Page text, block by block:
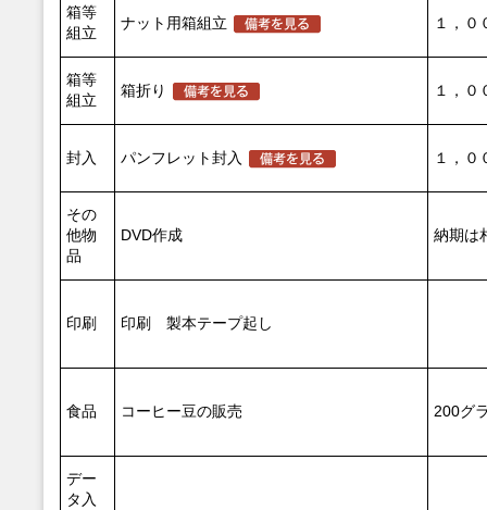
箱等
組立
ナット用箱組立 １，０
箱等
組立
箱折り １，０
封入 パンフレット封入 １，０
その
他物
品
DVD作成 納期は
印刷 印刷 製本テープ起し
食品 コーヒー豆の販売 200グ
デー
タ入